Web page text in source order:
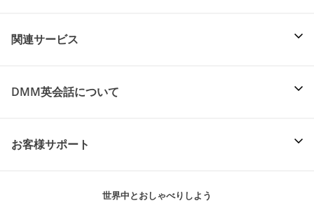
関連サービス
DMM英会話について
お客様サポート
世界中とおしゃべりしよう